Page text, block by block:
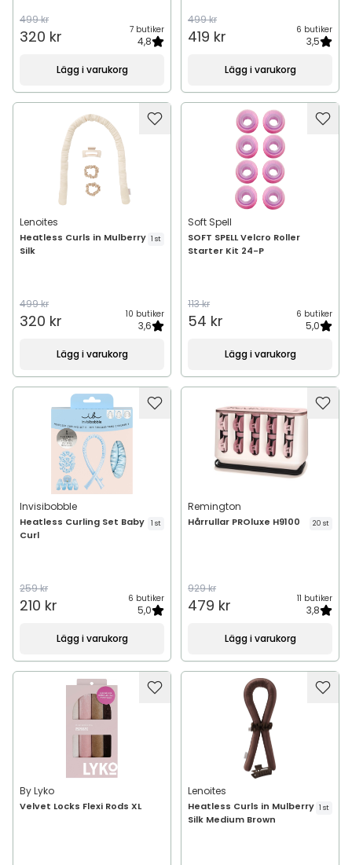
499 kr
320 kr 7 butiker
4,8
Lägg i varukorg
499 kr
419 kr 6 butiker
3,5
Lägg i varukorg
Lenoites
Heatless Curls in Mulberry
Silk
1 st
499 kr
320 kr 10 butiker
3,6
Lägg i varukorg
Soft Spell
SOFT SPELL Velcro Roller
Starter Kit 24-P
113 kr
54 kr 6 butiker
5,0
Lägg i varukorg
Invisibobble
Heatless Curling Set Baby
Curl
1 st
259 kr
210 kr 6 butiker
5,0
Lägg i varukorg
Remington
Hårrullar PROluxe H9100 20 st
929 kr
479 kr 11 butiker
3,8
Lägg i varukorg
By Lyko
Velvet Locks Flexi Rods XL
Lenoites
Heatless Curls in Mulberry
Silk Medium Brown
1 st